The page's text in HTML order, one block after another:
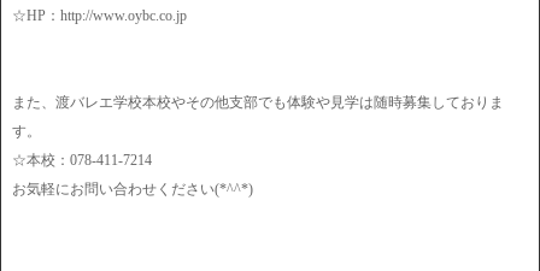
☆HP：http://www.oybc.co.jp
また、渡バレエ学校本校やその他支部でも体験や見学は随時募集しておりま
す。
☆本校：078-411-7214
お気軽にお問い合わせください(*^^*)